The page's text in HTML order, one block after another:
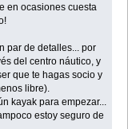
en ocasiones cuesta
par de detalles... por
del centro náutico, y
que te hagas socio y
libre).
kayak para empezar...
estoy seguro de